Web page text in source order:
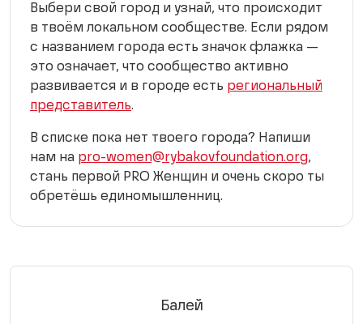
Выбери свой город и узнай, что происходит
в твоём локальном сообществе. Если рядом
с названием города есть значок флажка —
это означает, что сообщество активно
развивается и в городе есть региональный
представитель.
В списке пока нет твоего города? Напиши
нам на pro-women@rybakovfoundation.org,
стань первой PRO Женщин и очень скоро ты
обретёшь единомышленниц.
Балей